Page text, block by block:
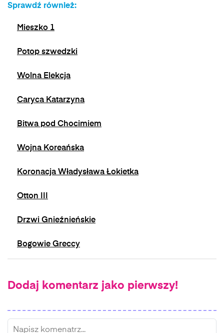
Sprawdź również:
Mieszko 1
Potop szwedzki
Wolna Elekcja
Caryca Katarzyna
Bitwa pod Chocimiem
Wojna Koreańska
Koronacja Władysława Łokietka
Otton III
Drzwi Gnieźnieńskie
Bogowie Greccy
Dodaj komentarz jako pierwszy!